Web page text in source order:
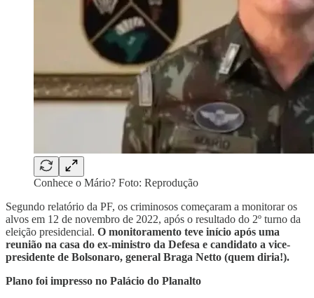
Conhece o Mário? Foto: Reprodução
Segundo relatório da PF, os criminosos começaram a monitorar os
alvos em 12 de novembro de 2022, após o resultado do 2º turno da
eleição presidencial. O monitoramento teve início após uma
reunião na casa do ex-ministro da Defesa e candidato a vice-
presidente de Bolsonaro, general Braga Netto (quem diria!).
Plano foi impresso no Palácio do Planalto